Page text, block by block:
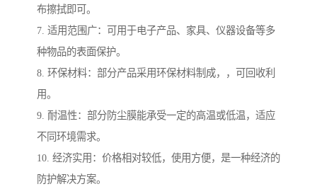
布擦拭即可。
7. 适用范围广：可用于电子产品、家具、仪器设备等多
种物品的表面保护。
8. 环保材料：部分产品采用环保材料制成，，可回收利
用。
9. 耐温性：部分防尘膜能承受一定的高温或低温，适应
不同环境需求。
10. 经济实用：价格相对较低，使用方便，是一种经济的
防护解决方案。